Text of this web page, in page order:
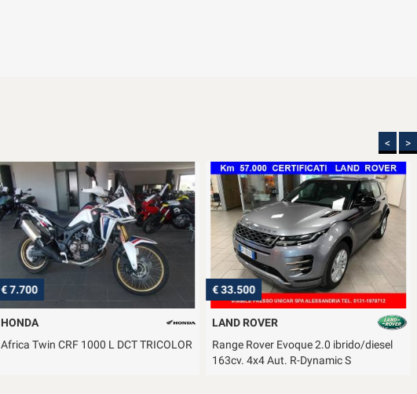
< >
€ 7.700
HONDA
Africa Twin CRF 1000 L DCT TRICOLOR
€ 33.500
LAND ROVER
Range Rover Evoque 2.0 ibrido/diesel
163cv. 4x4 Aut. R-Dynamic S